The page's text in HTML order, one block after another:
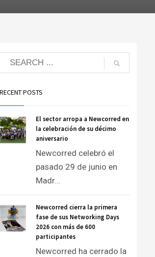
RECENT POSTS
El sector arropa a Newcorred en
la celebración de su décimo
aniversario
Newcorred celebró el
pasado 29 de junio en
Madr...
Newcorred cierra la primera
fase de sus Networking Days
2026 con más de 600
participantes
Newcorred ha cerrado la